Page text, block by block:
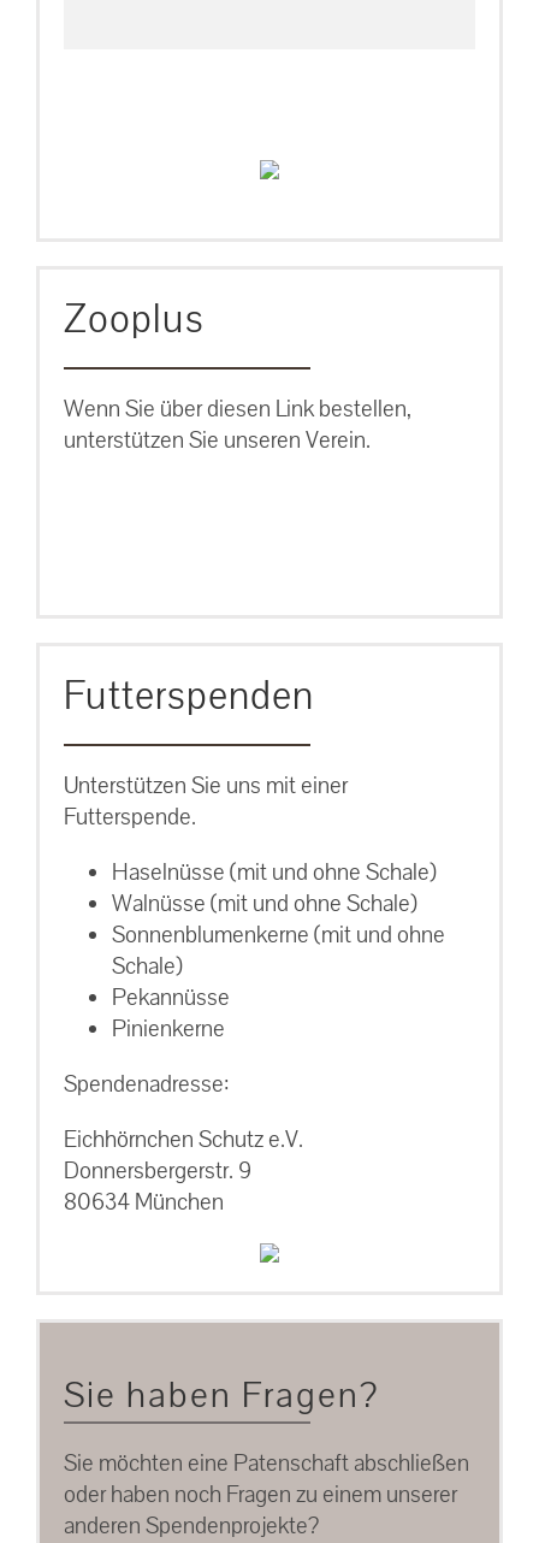
Zooplus
Wenn Sie über diesen Link bestellen,
unterstützen Sie unseren Verein.
Futterspenden
Unterstützen Sie uns mit einer
Futterspende.
Haselnüsse (mit und ohne Schale)
Walnüsse (mit und ohne Schale)
Sonnenblumenkerne (mit und ohne
Schale)
Pekannüsse
Pinienkerne
Spendenadresse:
Eichhörnchen Schutz e.V.
Donnersbergerstr. 9
80634 München
Sie haben Fragen?
Sie möchten eine Patenschaft abschließen
oder haben noch Fragen zu einem unserer
anderen Spendenprojekte?